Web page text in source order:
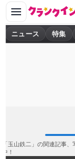
ニュース 特集
「玉山鉄二」の関連記事
中！